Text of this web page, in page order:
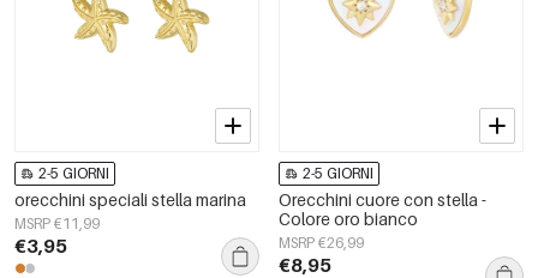
2-5 GIORNI
orecchini speciali stella marina
MSRP €11,99
€3,95
2-5 GIORNI
Orecchini cuore con stella -
Colore oro bianco
MSRP €26,99
€8,95